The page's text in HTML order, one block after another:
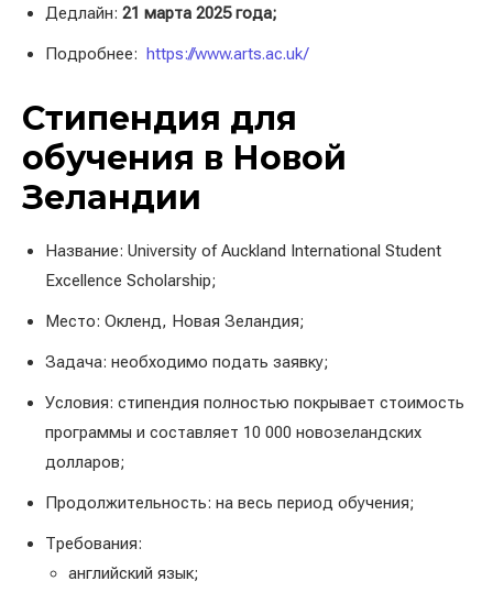
Дедлайн: 21 марта 2025 года;
Подробнее: https://www.arts.ac.uk/
Стипендия для
обучения в Новой
Зеландии
Название: University of Auckland International Student
Excellence Scholarship;
Место: Окленд, Новая Зеландия;
Задача: необходимо подать заявку;
Условия: стипендия полностью покрывает стоимость
программы и составляет 10 000 новозеландских
долларов;
Продолжительность: на весь период обучения;
Требования:
английский язык;